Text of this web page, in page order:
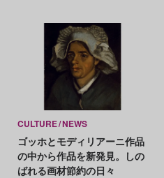
CULTURE NEWS
ゴッホとモディリアーニ作品
の中から作品を新発見。しの
ばれる画材節約の日々